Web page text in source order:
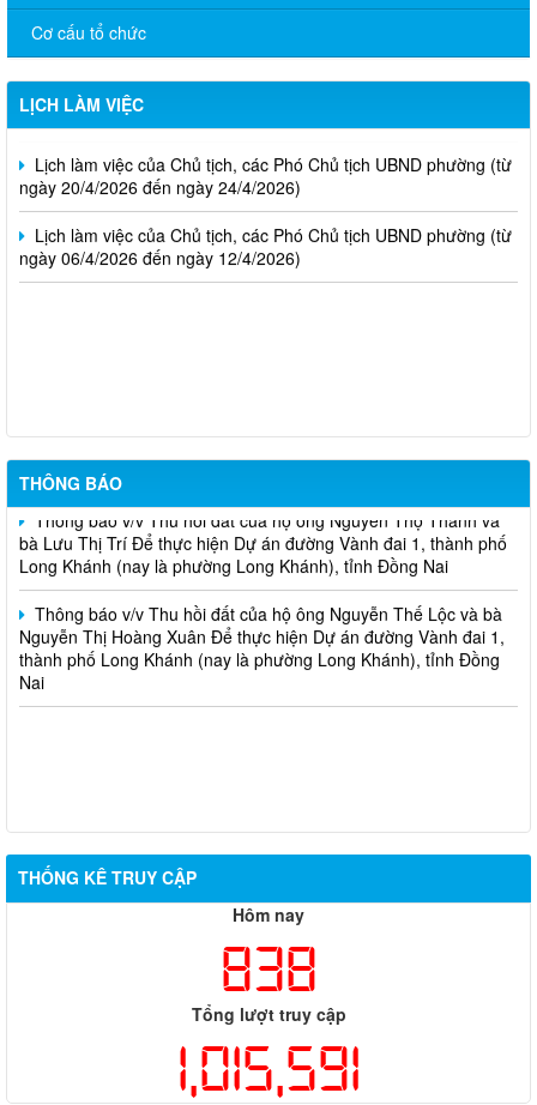
Cơ cấu tổ chức
LỊCH LÀM VIỆC
Lịch làm việc của Chủ tịch, các Phó Chủ tịch UBND phường (từ
ngày 01/6/2026 đến ngày 12/6/2026)
Thông báo v/v Lịch làm việc của Chủ tịch, các Phó Chủ tịch
UBND phường (từ ngày 04/5/2026 đến ngày 08/5/2026)
Lịch làm việc của Chủ tịch, các Phó Chủ tịch UBND phường (từ
ngày 20/4/2026 đến ngày 24/4/2026)
Lịch làm việc của Chủ tịch, các Phó Chủ tịch UBND phường (từ
ngày 06/4/2026 đến ngày 12/4/2026)
THÔNG BÁO
Thị Ngọc Thu Để thực hiện dự án Mở rộng mặt đường, bố trí làn
chuyển hướng tại 02 nút giao Quốc lộ 1
Thông báo v/v Thu hồi đất của hộ ông Nguyễn Thọ Thanh và
bà Lưu Thị Trí Để thực hiện Dự án đường Vành đai 1, thành phố
Long Khánh (nay là phường Long Khánh), tỉnh Đồng Nai
Thông báo v/v Thu hồi đất của hộ ông Nguyễn Thế Lộc và bà
Nguyễn Thị Hoàng Xuân Để thực hiện Dự án đường Vành đai 1,
thành phố Long Khánh (nay là phường Long Khánh), tỉnh Đồng
Nai
THỐNG KÊ TRUY CẬP
Hôm nay
838
Tổng lượt truy cập
1,015,591